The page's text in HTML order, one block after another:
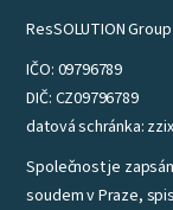
ResSOLUTION
IČO: 09796789
DIČ: CZ09796789
datová schránka:
Společnost je
soudem v Praze,